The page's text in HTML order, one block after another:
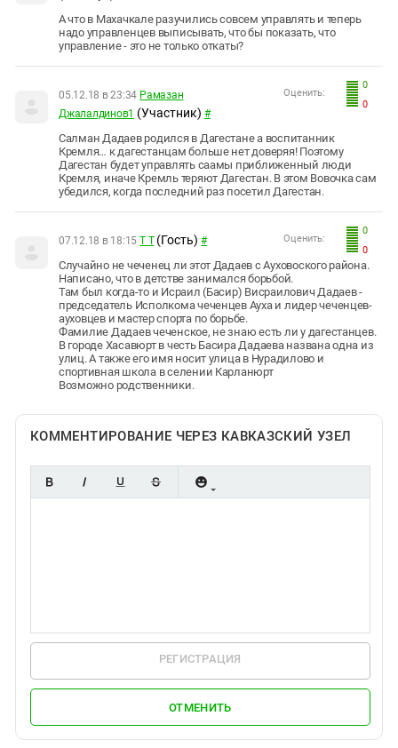
А что в Махачкале разучились совсем управлять и теперь
надо управленцев выписывать, что бы показать, что
управление - это не только откаты?
0
0
Оценить:
05.12.18 в 23:34 Рамазан
Джалалдинов1 (Участник) #
Салман Дадаев родился в Дагестане а воспитанник
Кремля… к дагестанцам больше нет доверяя! Поэтому
Дагестан будет управлять саамы приближенный люди
Кремля, иначе Кремль теряют Дагестан. В этом Вовочка сам
убедился, когда последний раз посетил Дагестан.
0
0
Оценить:
07.12.18 в 18:15 T T (Гость) #
Случайно не чеченец ли этот Дадаев с Ауховоского района.
Написано, что в детстве занимался борьбой.
Там был когда-то и Исраил (Басир) Висраилович Дадаев -
председатель Исполкома чеченцев Ауха и лидер чеченцев-
ауховцев и мастер спорта по борьбе.
Фамилие Дадаев чеченское, не знаю есть ли у дагестанцев.
В городе Хасавюрт в честь Басира Дадаева названа одна из
улиц. А также его имя носит улица в Нурадилово и
спортивная школа в селении Карланюрт
Возможно родственники.
КОММЕНТИРОВАНИЕ ЧЕРЕЗ КАВКАЗСКИЙ УЗЕЛ
РЕГИСТРАЦИЯ
ОТМЕНИТЬ